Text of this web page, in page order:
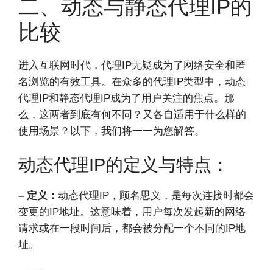
二、动态与静态代理IP的
比较
进入互联网时代，代理IP无疑成为了网络安全和匿
名浏览的有效工具。在众多的代理IP类型中，动态
代理IP和静态代理IP成为了用户关注的焦点。那
么，这两者到底有何不同？又各自适用于什么样的
使用场景？以下，我们将一一为您解答。
动态代理IP的定义与特点：
– 定义： 动态代理IP，顾名思义，是每次连接时都会
变更的IP地址。这意味着，用户每次发起新的网络
请求或在一段时间后，都会被分配一个不同的IP地
址。